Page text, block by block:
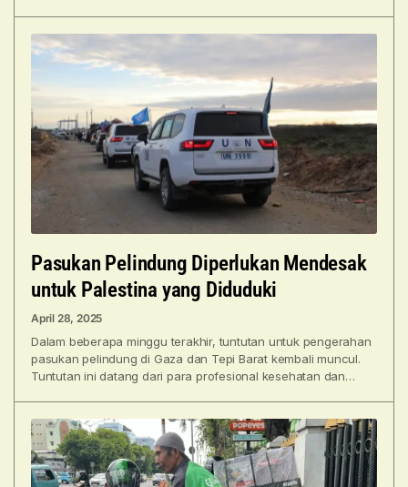
Pasukan Pelindung Diperlukan Mendesak
untuk Palestina yang Diduduki
April 28, 2025
Dalam beberapa minggu terakhir, tuntutan untuk pengerahan
pasukan pelindung di Gaza dan Tepi Barat kembali muncul.
Tuntutan ini datang dari para profesional kesehatan dan